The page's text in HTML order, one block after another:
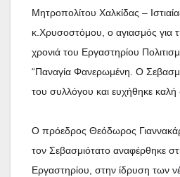
Μητροπολίτου Χαλκίδας –
κ.Χρυσοστόμου, ο αγιασμός για
χρονιά του Εργαστηρίου
“Παναγία Φανερωμένη. Ο
του συλλόγου και ευχήθηκε καλή
Ο πρόεδρος Θεόδωρος
τον Σεβασμιότατο αναφέρθηκε
Εργαστηρίου, στην ίδρυση των